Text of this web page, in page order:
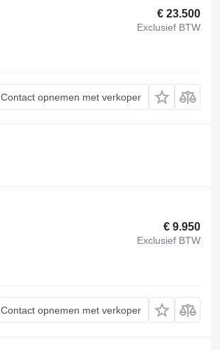
€ 23.500
Exclusief BTW
Contact opnemen met verkoper
€ 9.950
Exclusief BTW
Contact opnemen met verkoper